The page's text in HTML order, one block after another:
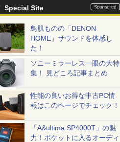
Special Site
鳥肌ものの「DENON
HOME」サウンドを体感し
た！
ソニーミラーレス一眼の大特
集！ 見どころ記事まとめ
性能の良いお得な中古PC情
報はこのページでチェック！
「A&ultima SP4000T」の魅
力！ポケットに入るオーディ